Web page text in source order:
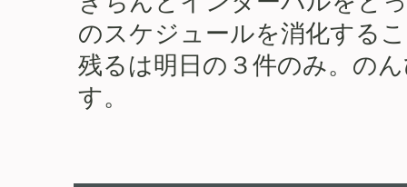
のスケジュールを消化する
残るは明日の３件のみ。の
す。